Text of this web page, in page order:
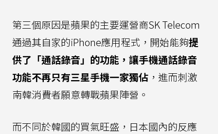
第三個原因是蘋果的主要運營商SK Telecom
通過其自家的iPhone應用程式，開始能夠提
供了「通話錄音」的功能，讓手機通話錄音
功能不再只有三星手機一家獨佔 ，進而刺激
南韓消費者願意轉戰蘋果陣營。
而不同於韓國的買氣旺盛，日本國內的反應